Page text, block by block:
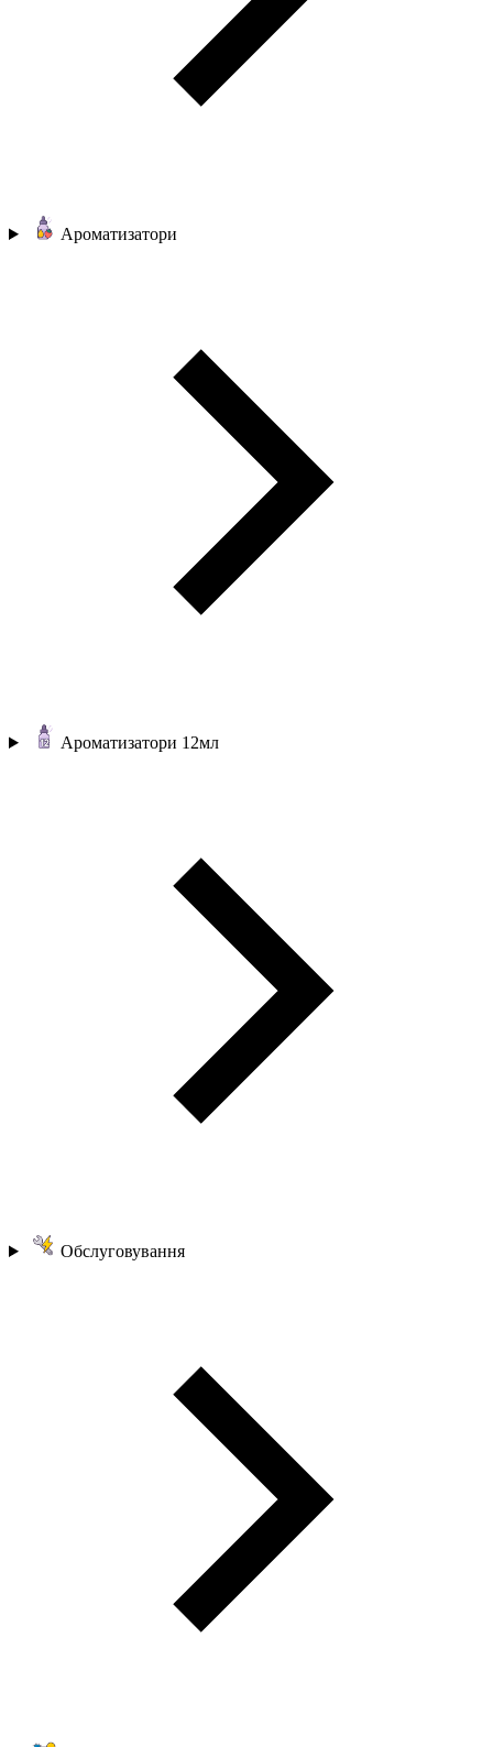
Ароматизатори
Ароматизатори 12мл
Обслуговування